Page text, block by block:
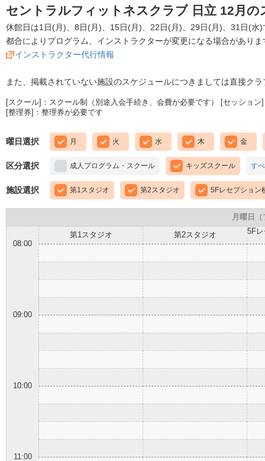
セントラルフィットネスクラブ 日立 12月の
休館日は1日(月)、8日(月)、15日(月)、22日(月)、29日(月)、31日(水)
都合によりプログラム、インストラクターが変更になる場合がありま
インストラクター代行情報
また、掲載されていない施設のスケジュールにつきましては直接ク
[スクール]：スクール制（別途入会手続き、会費が必要です） [セッショ
[整理券]：整理券が必要です
曜日選択 月 火 水 木 金
区分選択 成人プログラム・スクール キッズスクール す
施設選択 第1スタジオ 第2スタジオ 5Fレセプション
月曜日
第1スタジオ 第2スタジオ
5F
08:00
09:00
10:00
11:00